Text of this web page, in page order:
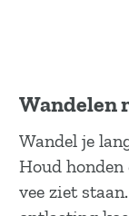
Wandelen
Wandel je
Houd honden
vee ziet